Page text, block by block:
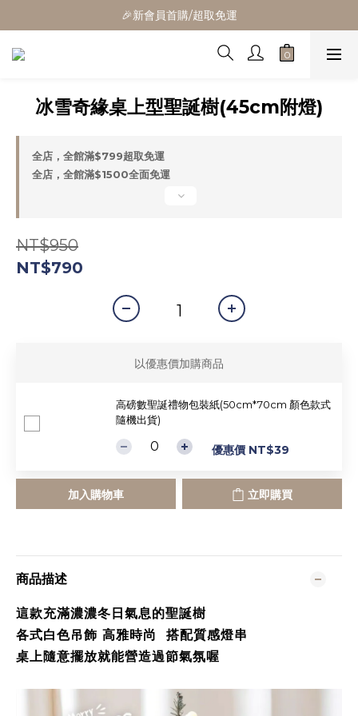
🎁全館消費滿1300立折100
🎉新會員首購/超取免運
冰雪奇緣桌上型聖誕樹(45cm附燈)
全店，全館滿$799超取免運
全店，全館滿$1500全面免運
NT$950
NT$790
以優惠價加購商品
高磅數聖誕禮物包裝紙(50cm*70cm 顏色款式
隨機出貨)
優惠價 NT$39
加入購物車 立即購買
商品描述
這款充滿濃濃冬日氣息的聖誕樹
各式白色吊飾 高雅時尚 搭配質感燈串
桌上隨意擺放就能營造過節氣氛喔